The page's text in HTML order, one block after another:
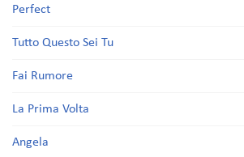
Perfect
Tutto Questo Sei Tu
Fai Rumore
La Prima Volta
Angela